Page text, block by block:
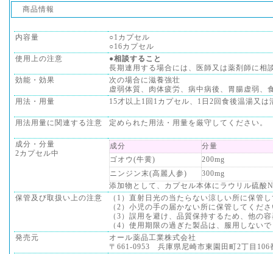
商品情報
内容量
○1カプセル
○16カプセル
使用上の注意
●相談すること
長期連用する場合には、医師又は薬剤師に相
効能・効果
次の場合に滋養強壮
虚弱体質、肉体疲労、病中病後、胃腸虚弱、
用法・用量
15才以上1回1カプセル、1日2回食後温湯又
用法用量に関連する注意 定められた用法・用量を厳守してください。
成分・分量
2カプセル中
成分
分量
ゴオウ(牛黄)
200mg
ニンジン末(高麗人参)
300mg
添加物として、カプセル本体にラウリル硫酸
保管及び取扱い上の注意
（1）直射日光の当たらない涼しい所に保管
（2）小児の手の届かない所に保管してくだ
（3）誤用を避け、品質保持するため、他の
（4）使用期限の過ぎた製品は、服用しない
発売元
オール薬品工業株式会社
〒661-0953 兵庫県尼崎市東園田町2丁目106